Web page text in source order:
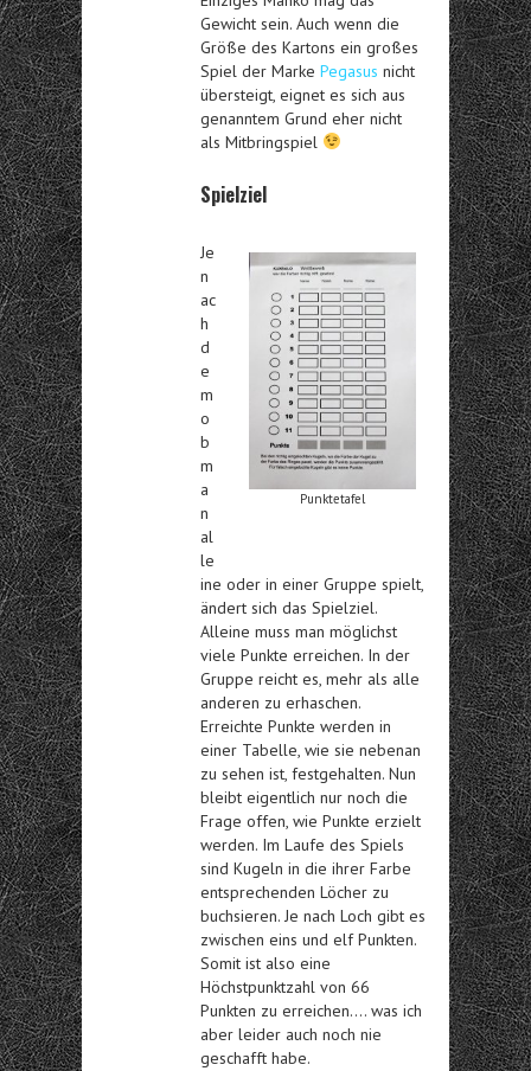
Gewicht sein. Auch wenn die
Größe des Kartons ein großes
Spiel der Marke Pegasus nicht
übersteigt, eignet es sich aus
genanntem Grund eher nicht
als Mitbringspiel
Spielziel
Punktetafel
Je
n
ac
h
d
e
m
o
b
m
a
n
al
le
ine oder in einer Gruppe spielt,
ändert sich das Spielziel.
Alleine muss man möglichst
viele Punkte erreichen. In der
Gruppe reicht es, mehr als alle
anderen zu erhaschen.
Erreichte Punkte werden in
einer Tabelle, wie sie nebenan
zu sehen ist, festgehalten. Nun
bleibt eigentlich nur noch die
Frage offen, wie Punkte erzielt
werden. Im Laufe des Spiels
sind Kugeln in die ihrer Farbe
entsprechenden Löcher zu
buchsieren. Je nach Loch gibt es
zwischen eins und elf Punkten.
Somit ist also eine
Höchstpunktzahl von 66
Punkten zu erreichen…. was ich
aber leider auch noch nie
geschafft habe.